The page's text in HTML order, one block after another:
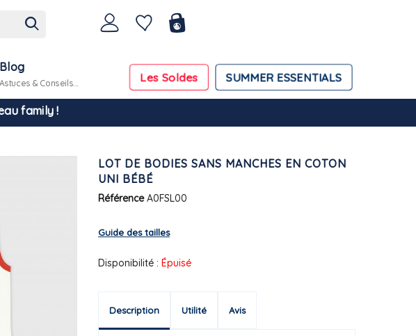
SUMMER ESSENTIALS
Les Soldes
Blog
Astuces & Conseils...
family !
(hors promo)
LOT DE BODIES SANS MANCHES EN COTON
UNI BÉBÉ
Référence A0FSL00
Guide des tailles
Disponibilité : Épuisé
Description Utilité Avis